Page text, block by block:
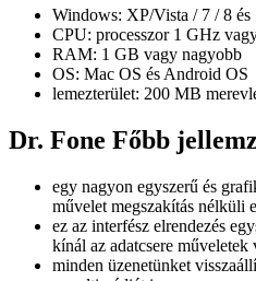
Windows: XP/Vista / 7 / 8 és
CPU: processzor 1 GHz
RAM: 1 GB vagy nagyobb
OS: Mac OS és Android OS
lemezterület: 200 MB
Dr. Fone Főbb
egy nagyon egyszerű és
művelet megszakítás nélküli
ez az interfész elrendezés
kínál az adatcsere műveletek
minden üzenetünket